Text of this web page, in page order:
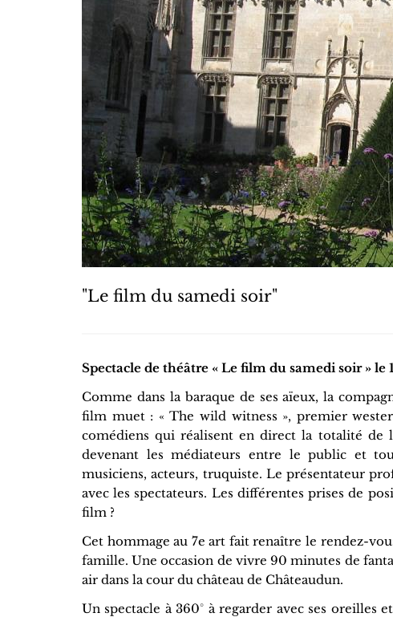
"Le film du samedi soir"
Spectacle de théâtre « Le film du samedi soir » le
Comme dans la baraque de ses aïeux, la
film muet : « The wild witness », premier
comédiens qui réalisent en direct la totalité de
devenant les médiateurs entre le public et
musiciens, acteurs, truquiste. Le présentateur
avec les spectateurs. Les différentes prises de
film ?
Cet hommage au 7e art fait renaître le rendez-
famille. Une occasion de vivre 90 minutes de
air dans la cour du château de Châteaudun.
Un spectacle à 360° à regarder avec ses oreilles